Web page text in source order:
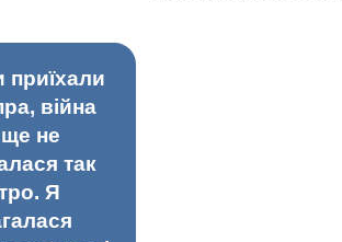
приїхали
війна
ще не
так
Я